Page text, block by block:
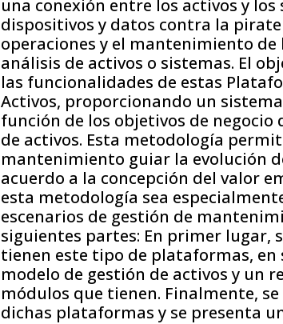
una conexión entre los activos y
dispositivos y datos contra la
operaciones y el mantenimiento
análisis de activos o sistemas. El
las funcionalidades de estas
Activos, proporcionando un
función de los objetivos de
de activos. Esta metodología
mantenimiento guiar la evolución
acuerdo a la concepción del valor
esta metodología sea
escenarios de gestión de
siguientes partes: En primer lugar,
tienen este tipo de plataformas, en
modelo de gestión de activos y un
módulos que tienen. Finalmente,
dichas plataformas y se presenta